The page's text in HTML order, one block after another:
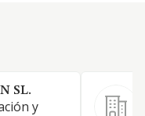
SL.
y